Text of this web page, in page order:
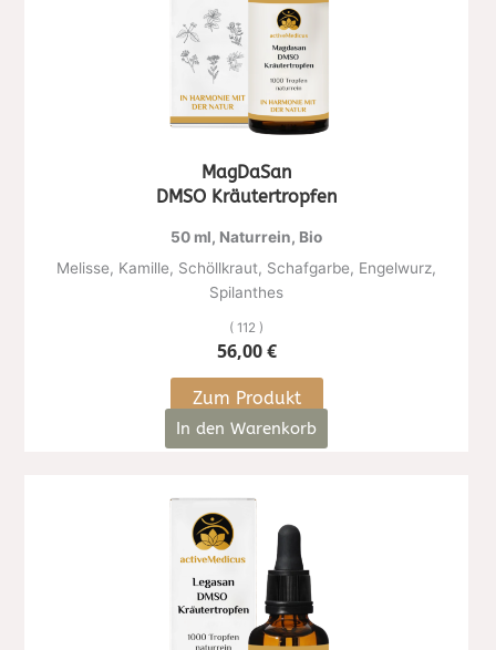
MagDaSan
DMSO Kräutertropfen
50 ml, Naturrein, Bio
Melisse, Kamille, Schöllkraut, Schafgarbe, Engelwurz,
Spilanthes
( 112 )
56,00€
Zum Produkt
In den Warenkorb